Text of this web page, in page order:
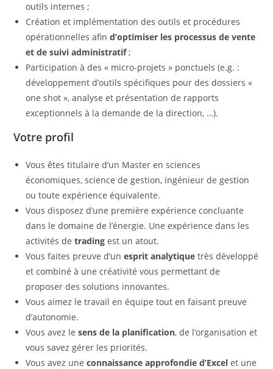
outils internes ;
Création et implémentation des outils et procédures
opérationnelles afind’optimiser les processus de vente
et de suivi administratif;
Participation à des « micro-projets » ponctuels (e.g. :
développement d’outils spécifiques pour des dossiers «
one shot », analyse et présentation de rapports
exceptionnels à la demande de la direction, …).
Votre profil
Vous êtes titulaire d’un Master en sciences
économiques, science de gestion, ingénieur de gestion
ou toute expérience équivalente.
Vous disposez d’une première expérience concluante
dans le domaine de l’énergie. Une expérience dans les
activités detrading est un atout.
Vous faites preuve d’unesprit analytique très développé
et combiné à une créativité vous permettant de
proposer des solutions innovantes.
Vous aimez le travail en équipe tout en faisant preuve
d’autonomie.
Vous avez lesens de la planification, de l’organisation et
vous savez gérer les priorités.
Vous avez uneconnaissance approfondie d’Excel et une